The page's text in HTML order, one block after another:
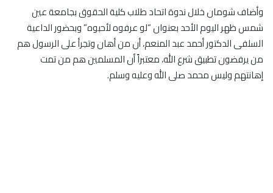
وأضاف شومان خلال ندوة اتحاد طلاب كلية الحقوق بجامعة عين
شمس ظهر اليوم الأحد بعنوان “لو عرفوه لأحبوه” وبحضور الداعية
السلفى الدكتور أحمد عبد المنعم، أن من أهان وتجرأ على الرسول هم
من يرفضون تطبيق شرع الله، معتبراً أن المسلمين هم من تمت
إهانتهم وليس محمد صلى الله وعليه وسلم.